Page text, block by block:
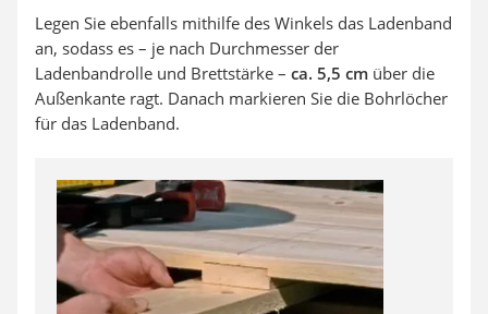
Legen Sie ebenfalls mithilfe des Winkels das Ladenband
an, sodass es – je nach Durchmesser der
Ladenbandrolle und Brettstärke – ca. 5,5 cm über die
Außenkante ragt. Danach markieren Sie die Bohrlöcher
für das Ladenband.